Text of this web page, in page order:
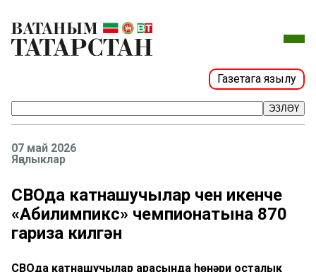
Газетага язылу
ЭЗЛӘҮ
07 май 2026
Яңалыклар
СВОда катнашучылар өчен икенче
«Абилимпикс» чемпионатына 870
гариза килгән
СВОда катнашучылар арасында һөнәри осталык